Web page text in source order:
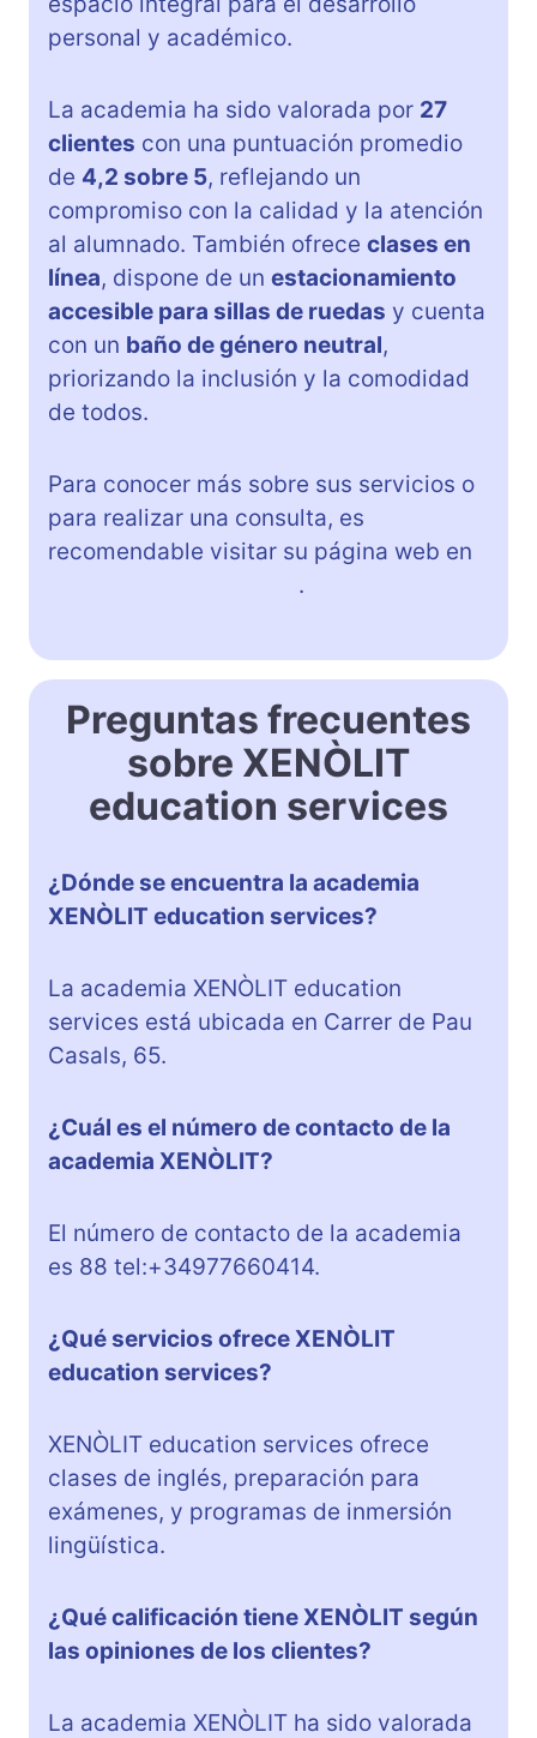
personal y académico.
La academia ha sido valorada por 27
clientes con una puntuación promedio
de 4,2 sobre 5, reflejando un
compromiso con la calidad y la atención
al alumnado. También ofrece clases en
línea, dispone de un estacionamiento
accesible para sillas de ruedas y cuenta
con un baño de género neutral,
priorizando la inclusión y la comodidad
de todos.
Para conocer más sobre sus servicios o
para realizar una consulta, es
recomendable visitar su página web en
.
Preguntas frecuentes
sobre XENÒLIT
education services
¿Dónde se encuentra la academia
XENÒLIT education services?
La academia XENÒLIT education
services está ubicada en Carrer de Pau
Casals, 65.
¿Cuál es el número de contacto de la
academia XENÒLIT?
El número de contacto de la academia
es 88 tel:+34977660414.
¿Qué servicios ofrece XENÒLIT
education services?
XENÒLIT education services ofrece
clases de inglés, preparación para
exámenes, y programas de inmersión
lingüística.
¿Qué calificación tiene XENÒLIT según
las opiniones de los clientes?
La academia XENÒLIT ha sido valorada